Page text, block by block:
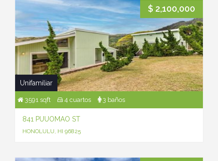
$ 2,100,000
Unifamiliar
3591 sqft 4 cuartos 3 baños
841 PUUOMAO ST
HONOLULU, HI 96825